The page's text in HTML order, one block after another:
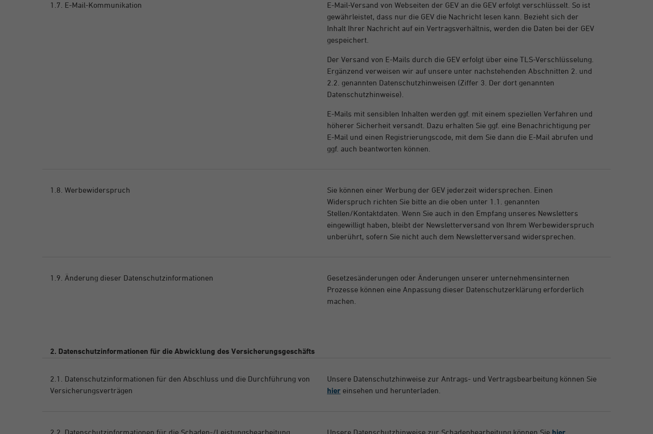
1.7. E-Mail-Kommunikation
E-Mail-Versand von Webseiten der GEV an die GEV erfolgt verschlüsselt. So ist
gewährleistet, dass nur die GEV die Nachricht lesen kann. Bezieht sich der
Inhalt Ihrer Nachricht auf ein Vertragsverhältnis, werden die Daten bei der GEV
gespeichert.
Der Versand von E-Mails durch die GEV erfolgt über eine TLS-Verschlüsselung.
Ergänzend verweisen wir auf unsere unter nachstehenden Abschnitten 2. und
2.2. genannten Datenschutzhinweisen (Ziffer 3. Der dort genannten
Datenschutzhinweise).
E-Mails mit sensiblen Inhalten werden ggf. mit einem speziellen Verfahren und
höherer Sicherheit versandt. Dazu erhalten Sie ggf. eine Benachrichtigung per
E-Mail und einen Registrierungscode, mit dem Sie dann die E-Mail abrufen und
ggf. auch beantworten können.
1.8. Werbewiderspruch
Sie können einer Werbung der GEV jederzeit widersprechen. Einen
Widerspruch richten Sie bitte an die oben unter 1.1. genannten
Stellen/Kontaktdaten. Wenn Sie auch in den Empfang unseres Newsletters
eingewilligt haben, bleibt der Newsletterversand von Ihrem Werbewiderspruch
unberührt, sofern Sie nicht auch dem Newsletterversand widersprechen.
1.9. Änderung dieser Datenschutzinformationen
Gesetzesänderungen oder Änderungen unserer unternehmensinternen
Prozesse können eine Anpassung dieser Datenschutzerklärung erforderlich
machen.
2. Datenschutzinformationen für die Abwicklung des Versicherungsgeschäfts
2.1. Datenschutzinformationen für den Abschluss und die Durchführung von
Versicherungsverträgen
Unsere Datenschutzhinweise zur Antrags- und Vertragsbearbeitung können Sie
hier einsehen und herunterladen.
2.2. Datenschutzinformationen für die Schaden-/Leistungsbearbeitung Unsere Datenschutzhinweise zur Schadenbearbeitung können Sie